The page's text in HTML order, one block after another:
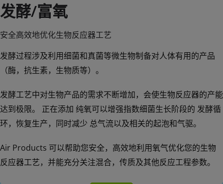
发酵/富氧
安全高效地优化生物反应器工艺
发酵过程涉及利用细菌和真菌等微生物制备对人体有用的产品
（酶，抗生素，生物质等）。
发酵工艺中对生物产品的需求不断增加，会使生物反应器的产能
达到极限。 正在添加 纯氧可以增强指数细菌生长阶段的 发酵循
环，恢复生产，同时减少 总气流以及相关的起泡和气驱。
Air Products 可以帮助您安全，高效地利用氧气优化您的生物
反应器工艺，并能充分关注混合，传质及其他反应工程参数。
发酵/富氧